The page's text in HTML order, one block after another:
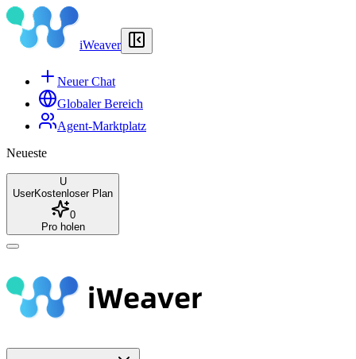
iWeaver
Neuer Chat
Globaler Bereich
Agent-Marktplatz
Neueste
U
UserKostenloser Plan
0
Pro holen